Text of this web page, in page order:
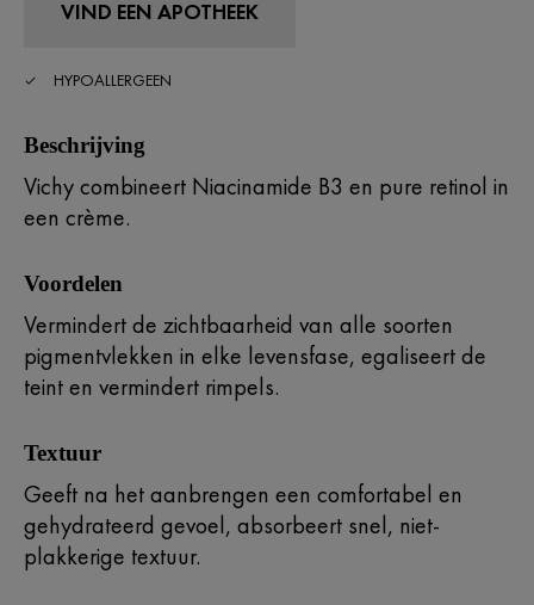
VIND EEN APOTHEEK
HYPOALLERGEEN
Beschrijving
Vichy combineert Niacinamide B3 en pure retinol in
een crème.
Voordelen
Vermindert de zichtbaarheid van alle soorten
pigmentvlekken in elke levensfase, egaliseert de
teint en vermindert rimpels.
Textuur
Geeft na het aanbrengen een comfortabel en
gehydrateerd gevoel, absorbeert snel, niet-
plakkerige textuur.